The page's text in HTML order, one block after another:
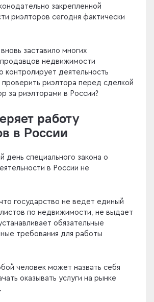
закрепленной
риэлторов сегодня фактически
заставило многих
недвижимости
контролирует деятельность
проверить риэлтора перед сделкой
за риэлторами в России?
работу
в России
день специального закона о
в России не
государство не ведет единый
по недвижимости, не выдает
обязательные
требования для работы
человек может назвать себя
оказывать услуги на рынке